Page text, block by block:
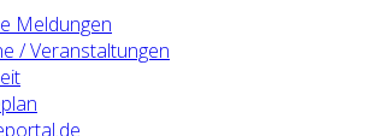
Meldungen
/ Veranstaltungen